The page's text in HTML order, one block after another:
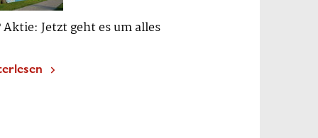
Aktie: Jetzt geht es um alles